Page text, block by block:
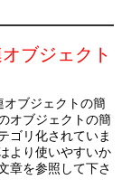
ブジェクト
ブジェクトの簡
オブジェクトの簡
ゴリ化されていま
より使いやすいか
章を参照して下さ